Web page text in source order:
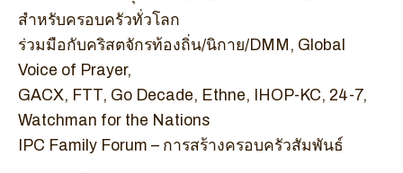
สำหรับครอบครัวทั่วโลก
ร่วมมือกับคริสตจักรท้องถิ่น/นิกาย/DMM, Global
Voice of Prayer,
GACX, FTT, Go Decade, Ethne, IHOP-KC, 24-7,
Watchman for the Nations
IPC Family Forum – การสร้างครอบครัวสัมพันธ์